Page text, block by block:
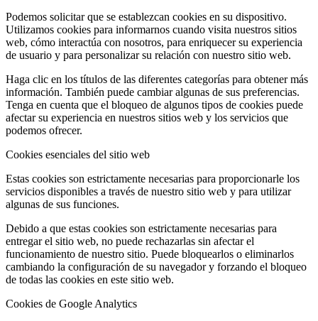
Podemos solicitar que se establezcan cookies en su dispositivo.
Utilizamos cookies para informarnos cuando visita nuestros sitios
web, cómo interactúa con nosotros, para enriquecer su experiencia
de usuario y para personalizar su relación con nuestro sitio web.
Haga clic en los títulos de las diferentes categorías para obtener más
información. También puede cambiar algunas de sus preferencias.
Tenga en cuenta que el bloqueo de algunos tipos de cookies puede
afectar su experiencia en nuestros sitios web y los servicios que
podemos ofrecer.
Cookies esenciales del sitio web
Estas cookies son estrictamente necesarias para proporcionarle los
servicios disponibles a través de nuestro sitio web y para utilizar
algunas de sus funciones.
Debido a que estas cookies son estrictamente necesarias para
entregar el sitio web, no puede rechazarlas sin afectar el
funcionamiento de nuestro sitio. Puede bloquearlos o eliminarlos
cambiando la configuración de su navegador y forzando el bloqueo
de todas las cookies en este sitio web.
Cookies de Google Analytics